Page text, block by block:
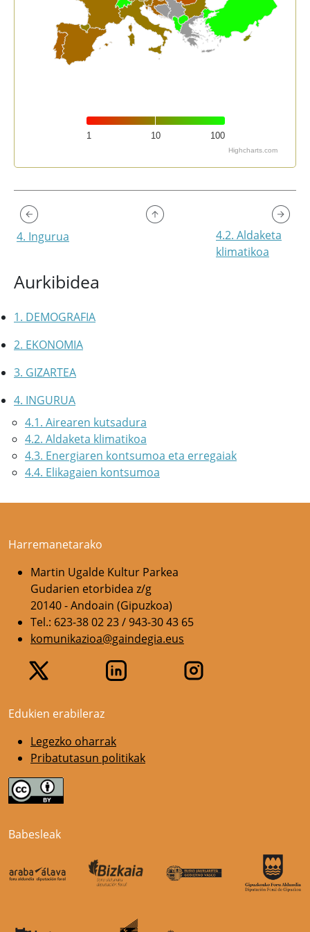
Aurkibidea
1. DEMOGRAFIA
2. EKONOMIA
3. GIZARTEA
4. INGURUA
4.1. Airearen kutsadura
4.2. Aldaketa klimatikoa
4.3. Energiaren kontsumoa eta erregaiak
4.4. Elikagaien kontsumoa
1 10 100
Highcharts.com
4. Ingurua
4.2. Aldaketa
klimatikoa
Harremanetarako
Martin Ugalde Kultur Parkea
Gudarien etorbidea z/g
20140 - Andoain (Gipuzkoa)
Tel.: 623-38 02 23 / 943-30 43 65
komunikazioa@gaindegia.eus
Edukien erabileraz
Legezko oharrak
Pribatutasun politikak
Babesleak